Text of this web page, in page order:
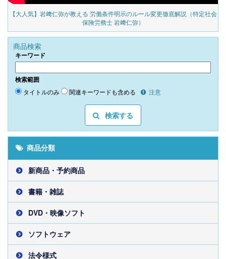
【大人気】岩﨑仁弥が教える 労働条件明示のルール変更徹底解説（特定社会
保険労務士 岩﨑仁弥）
商品検索
キーワード
検索範囲
タイトルのみ 関連キーワードも含める 注意
検索する
商品分類
新商品・予約商品
書籍・雑誌
DVD・映像ソフト
ソフトウェア
法令様式